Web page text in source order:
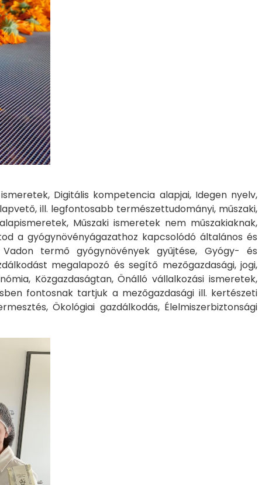
Digitális kompetencia alapjai, Idegen nyelv,
ill. legfontosabb természettudományi, műszaki,
Műszaki ismeretek nem műszakiaknak,
a gyógynövényágazathoz kapcsolódó általános és
termő gyógynövények gyűjtése, Gyógy- és
megalapozó és segítő mezőgazdasági, jogi,
Közgazdaságtan, Önálló vállalkozási ismeretek,
fontosnak tartjuk a mezőgazdasági ill. kertészeti
Ökológiai gazdálkodás, Élelmiszerbiztonsági